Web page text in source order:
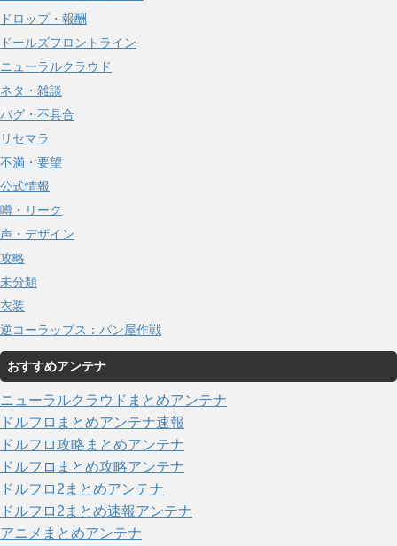
ドロップ・報酬
ドールズフロントライン
ニューラルクラウド
ネタ・雑談
バグ・不具合
リセマラ
不満・要望
公式情報
噂・リーク
声・デザイン
攻略
未分類
衣装
逆コーラップス：パン屋作戦
おすすめアンテナ
ニューラルクラウドまとめアンテナ
ドルフロまとめアンテナ速報
ドルフロ攻略まとめアンテナ
ドルフロまとめ攻略アンテナ
ドルフロ2まとめアンテナ
ドルフロ2まとめ速報アンテナ
アニメまとめアンテナ